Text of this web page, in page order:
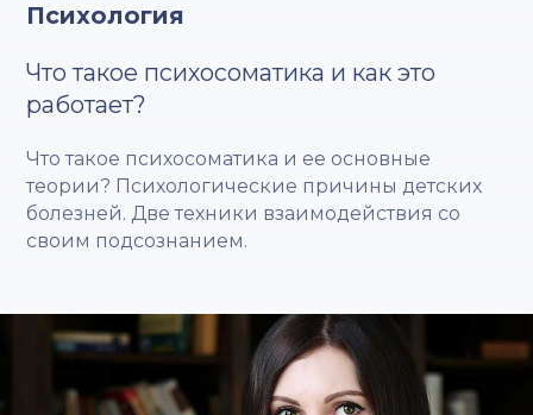
Психология
Что такое психосоматика и как это
работает?
Что такое психосоматика и ее основные
теории? Психологические причины детских
болезней. Две техники взаимодействия со
своим подсознанием.